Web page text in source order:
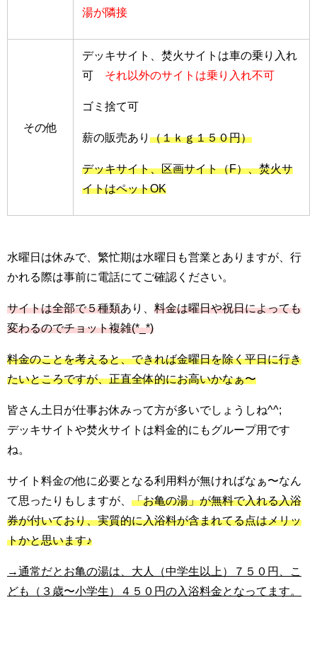
湯が隣接
その他
デッキサイト、焚火サイトは車の乗り入れ
可 それ以外のサイトは乗り入れ不可
ゴミ捨て可
薪の販売あり （１ｋｇ１５０円）
デッキサイト、区画サイト（F）、焚火サ
イトはペットOK
水曜日は休みで、繁忙期は水曜日も営業とありますが、行
かれる際は事前に電話にてご確認ください。
サイトは全部で５種類あり、 料金は曜日や祝日によっても
変わるのでチョット複雑(*_*)
料金のことを考えると、できれば金曜日を除く平日に行き
たいところですが、正直全体的にお高いかなぁ〜
皆さん土日が仕事お休みって方が多いでしょうしね^^;
デッキサイトや焚火サイトは料金的にもグループ用です
ね。
サイト料金の他に必要となる利用料が無ければなぁ〜なん
て思ったりもしますが、 「お亀の湯」が無料で入れる入浴
券が付いており、実質的に入浴料が含まれてる点はメリッ
トかと思います♪
→通常だとお亀の湯は、大人（中学生以上）７５０円、こ
ども（３歳〜小学生）４５０円の入浴料金となってます。